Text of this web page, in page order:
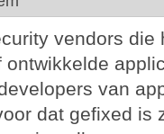
vendors
van
dat gefixed is